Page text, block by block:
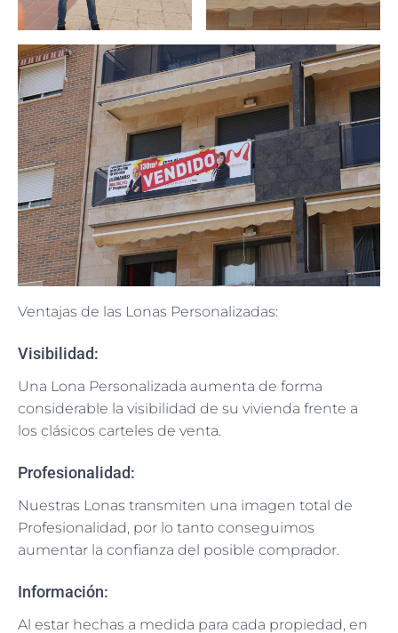
Ventajas de las Lonas Personalizadas:
Visibilidad:
Una Lona Personalizada aumenta de forma
considerable la visibilidad de su vivienda frente a
los clásicos carteles de venta.
Profesionalidad:
Nuestras Lonas transmiten una imagen total de
Profesionalidad, por lo tanto conseguimos
aumentar la confianza del posible comprador.
Información:
Al estar hechas a medida para cada propiedad, en